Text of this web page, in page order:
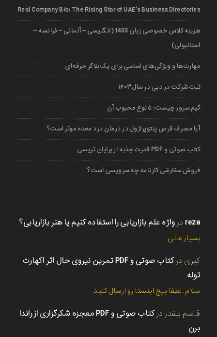
Real Company Bio: The Rising Star of UAE’s Business Directories
هزینه کلاس خصوصی زبان 1403 (انگلیسی – آلمانی – فرانسه –
استانبولی)
مهارت‌ها و ویژگی‌های اساسی برای یک بلاگر حرفه‌ای
ثبت شرکت در دبی در سال ۱۴۰۳
گیم سرور چیست؛ ۵ نوع محبوب آن
آیا مصرف قرص پنتوپرازول در درمان درد معده موثر است؟
کتاب صوتی و PDF قدرت جذبه از برایان تریسی
فروش سفارشی کارنامه چه سرویسی است؟
reza در واژه علم بازاریابی را استفاده کنیم یا هنر بازاریابی؟
بسیار عالی
کبری در
کتاب صوتی و PDF تمرین نیروی حال اثر اکهارت
توله
سلام. لطفا پیج اینستا رو ارسال کنید
قاسم بلقدر در
کتاب صوتی و PDF معجزه شکرگزاری از راندا
برن